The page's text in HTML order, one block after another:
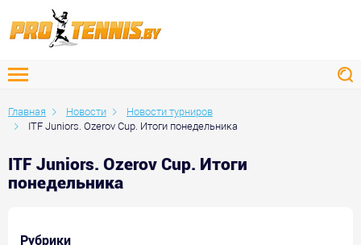
Главная Новости
Новости турниров
ITF Juniors. Ozerov Cup. Итоги понедельника
ITF Juniors. Ozerov Cup. Итоги
понедельника
Рубрики